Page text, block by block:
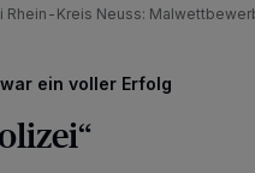
Rhein-Kreis Neuss:
ein voller Erfolg